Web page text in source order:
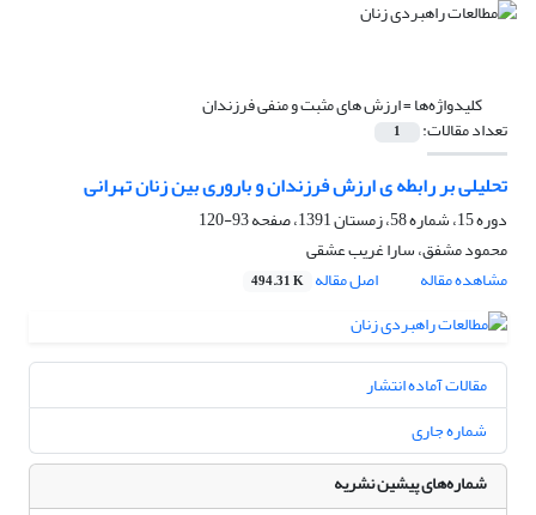
کلیدواژه‌ها =ارزش های مثبت و منفی فرزندان
تعداد مقالات: 1
تحلیلی بر رابطه ی ارزش فرزندان و باروری بین زنان تهرانی
دوره 15، شماره 58، زمستان 1391، صفحه
93-120
محمود مشفق، سارا غریب عشقی
مشاهده مقاله
اصل مقاله 494.31 K
مقالات آماده انتشار
شماره جاری
شماره‌های پیشین نشریه